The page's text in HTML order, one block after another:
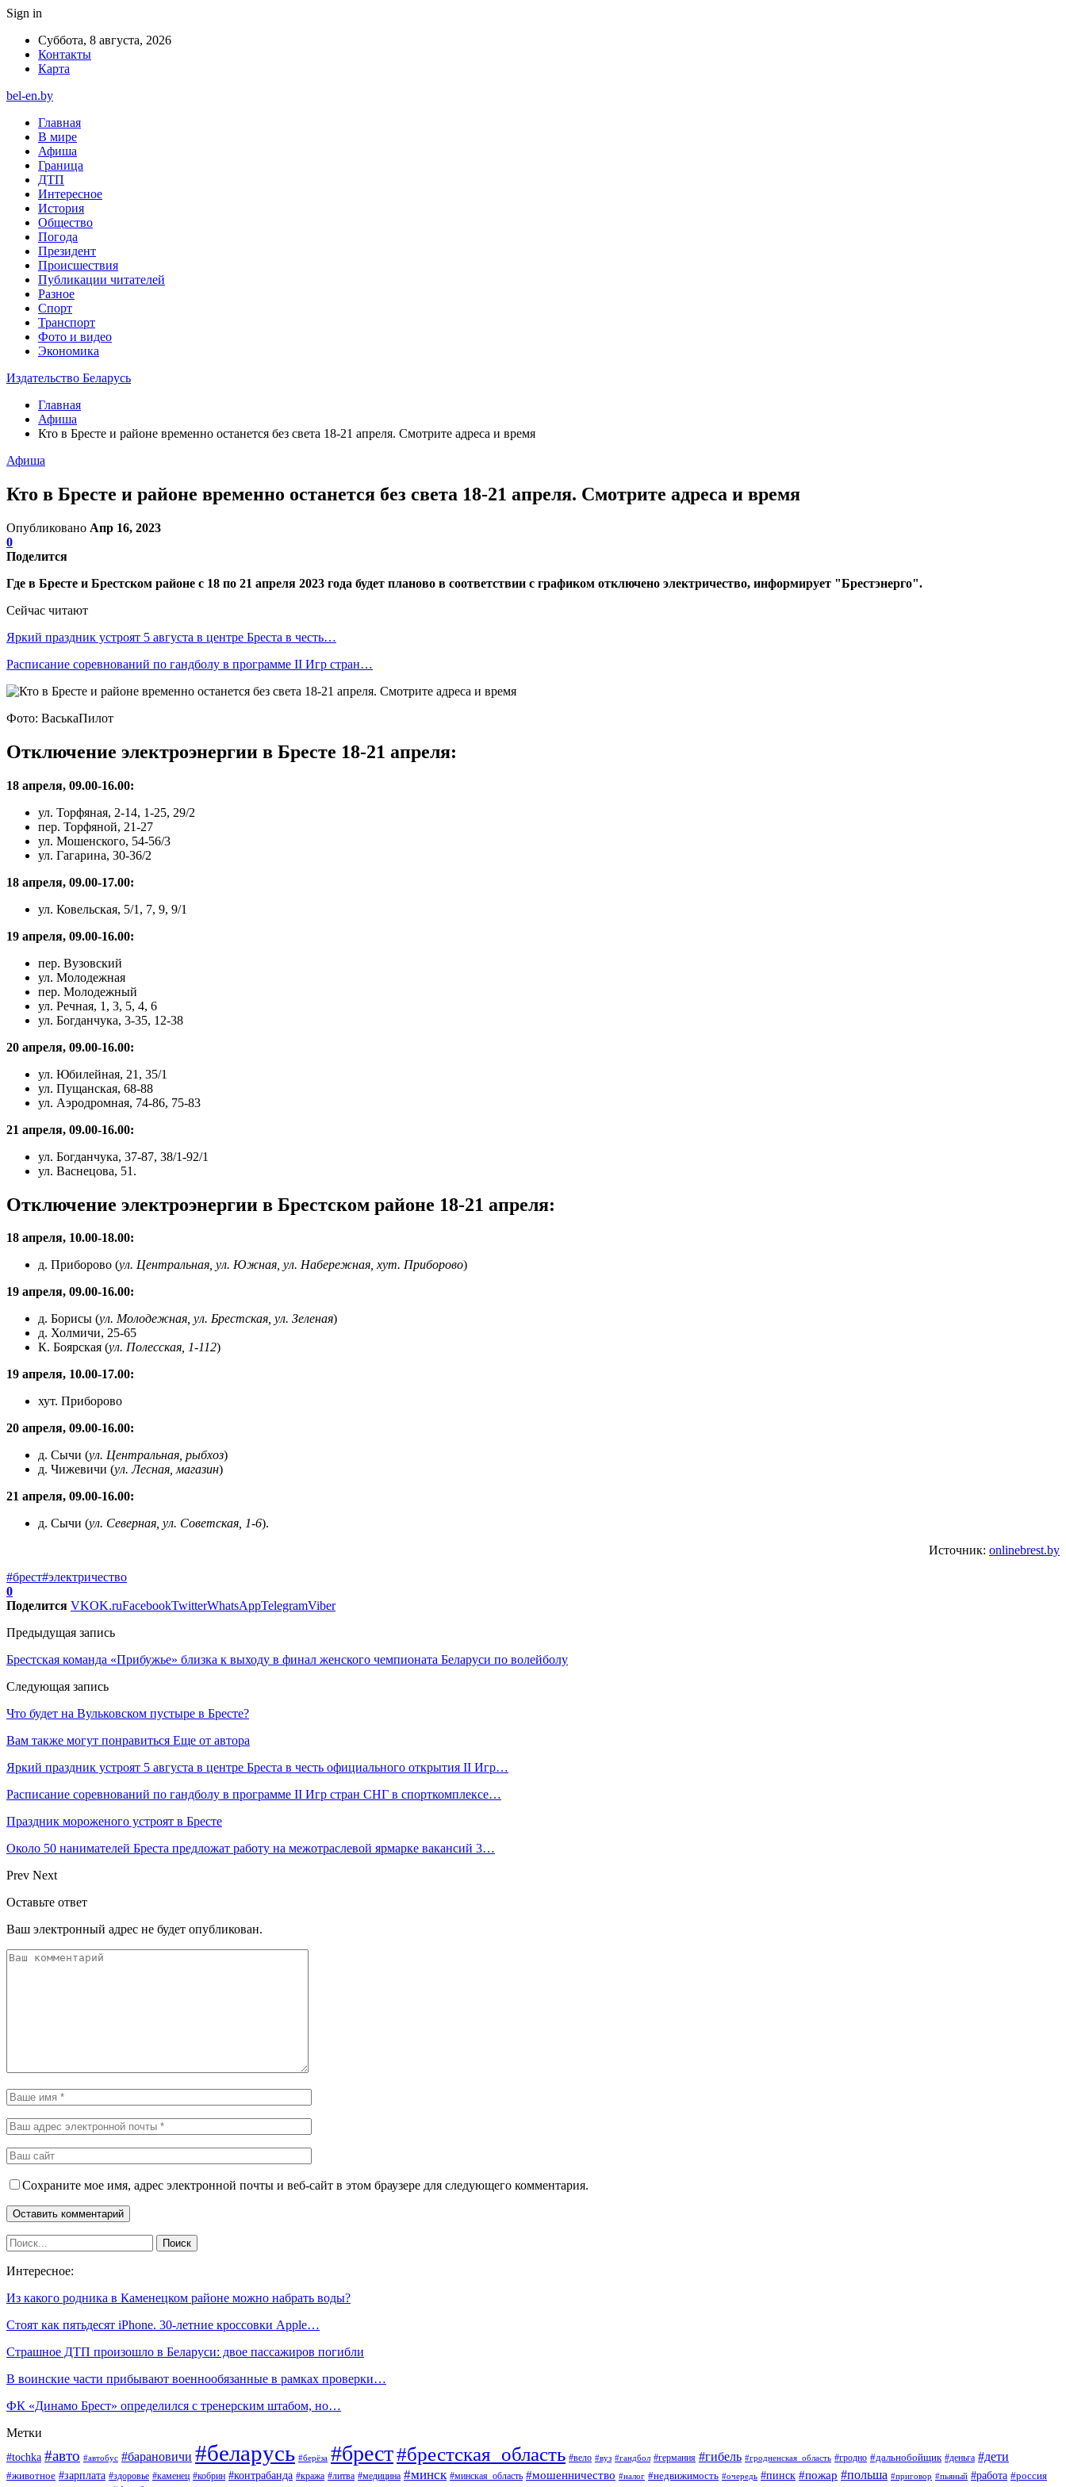
Sign in
Суббота, 8 августа, 2026
Контакты
Карта
bel-en.by
Главная
В мире
Афиша
Граница
ДТП
Интересное
История
Общество
Погода
Президент
Происшествия
Публикации читателей
Разное
Спорт
Транспорт
Фото и видео
Экономика
Издательство Беларусь
Главная
Афиша
Кто в Бресте и районе временно останется без света 18-21 апреля. Смотрите адреса и время
Афиша
Кто в Бресте и районе временно останется без света 18-21 апреля. Смотрите адреса и время
Опубликовано Апр 16, 2023
0
Поделится
Где в Бресте и Брестском районе с 18 по 21 апреля 2023 года будет планово в соответствии с графиком отключено электричество, информирует "Брестэнерго".
Сейчас читают
Яркий праздник устроят 5 августа в центре Бреста в честь…
Расписание соревнований по гандболу в программе II Игр стран…
Фото: ВаськаПилот
Отключение электроэнергии в Бресте 18-21 апреля:
18 апреля, 09.00-16.00:
ул. Торфяная, 2-14, 1-25, 29/2
пер. Торфяной, 21-27
ул. Мошенского, 54-56/3
ул. Гагарина, 30-36/2
18 апреля, 09.00-17.00:
ул. Ковельская, 5/1, 7, 9, 9/1
19 апреля, 09.00-16.00:
пер. Вузовский
ул. Молодежная
пер. Молодежный
ул. Речная, 1, 3, 5, 4, 6
ул. Богданчука, 3-35, 12-38
20 апреля, 09.00-16.00:
ул. Юбилейная, 21, 35/1
ул. Пущанская, 68-88
ул. Аэродромная, 74-86, 75-83
21 апреля, 09.00-16.00:
ул. Богданчука, 37-87, 38/1-92/1
ул. Васнецова, 51.
Отключение электроэнергии в Брестском районе 18-21 апреля:
18 апреля, 10.00-18.00:
д. Приборово (ул. Центральная, ул. Южная, ул. Набережная, хут. Приборово)
19 апреля, 09.00-16.00:
д. Борисы (ул. Молодежная, ул. Брестская, ул. Зеленая)
д. Холмичи, 25-65
К. Боярская (ул. Полесская, 1-112)
19 апреля, 10.00-17.00:
хут. Приборово
20 апреля, 09.00-16.00:
д. Сычи (ул. Центральная, рыбхоз)
д. Чижевичи (ул. Лесная, магазин)
21 апреля, 09.00-16.00:
д. Сычи (ул. Северная, ул. Советская, 1-6).
Источник: onlinebrest.by
#брест#электричество
0
Поделится VKOK.ruFacebookTwitterWhatsAppTelegramViber
Предыдущая запись
Брестская команда «Прибужье» близка к выходу в финал женского чемпионата Беларуси по волейболу
Следующая запись
Что будет на Вульковском пустыре в Бресте?
Вам также могут понравиться Еще от автора
Яркий праздник устроят 5 августа в центре Бреста в честь официального открытия II Игр…
Расписание соревнований по гандболу в программе II Игр стран СНГ в спорткомплексе…
Праздник мороженого устроят в Бресте
Около 50 нанимателей Бреста предложат работу на межотраслевой ярмарке вакансий 3…
Prev Next
Оставьте ответ
Ваш электронный адрес не будет опубликован.
Сохраните мое имя, адрес электронной почты и веб-сайт в этом браузере для следующего комментария.
Интересное:
Из какого родника в Каменецком районе можно набрать воды?
Стоят как пятьдесят iPhone. 30-летние кроссовки Apple…
Страшное ДТП произошло в Беларуси: двое пассажиров погибли
В воинские части прибывают военнообязанные в рамках проверки…
ФК «Динамо Брест» определился с тренерским штабом, но…
Метки
#tochka #авто #автобус #барановичи #беларусь #берёза #брест#брестская_область #вело #вуз #гандбол #германия #гибель #гродненская_область #гродно #дальнобойщик #деньга #дети
#животное #зарплата #здоровье #каменец #кобрин #контрабанда #кража #литва #медицина #минск #минская_область #мошенничество #налог #недвижимость #очередь #пинск #пожар #польша #приговор #пьяный #работа #россия